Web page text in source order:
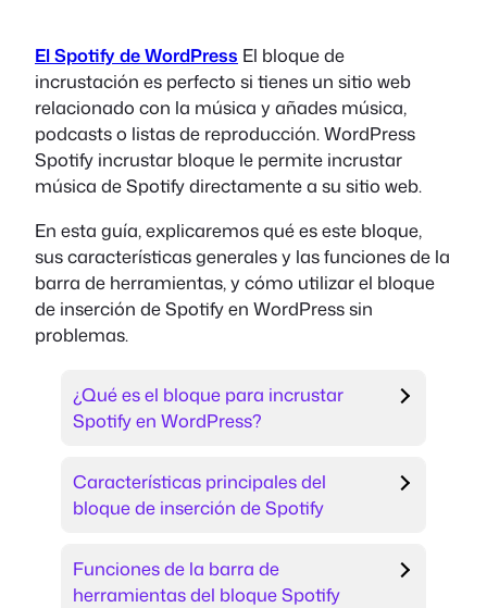
El Spotify de WordPress El bloque de
incrustación es perfecto si tienes un sitio web
relacionado con la música y añades música,
podcasts o listas de reproducción. WordPress
Spotify incrustar bloque le permite incrustar
música de Spotify directamente a su sitio web.
En esta guía, explicaremos qué es este bloque,
sus características generales y las funciones de la
barra de herramientas, y cómo utilizar el bloque
de inserción de Spotify en WordPress sin
problemas.
¿Qué es el bloque para incrustar
Spotify en WordPress?
Características principales del
bloque de inserción de Spotify
Funciones de la barra de
herramientas del bloque Spotify